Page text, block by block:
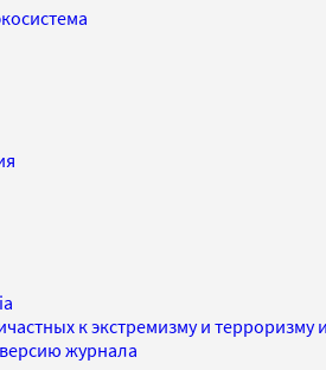
к экстремизму и
журнала